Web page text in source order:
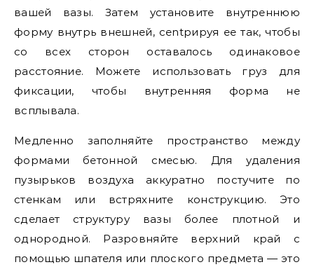
вашей вазы. Затем установите внутреннюю
форму внутрь внешней, centрируя ее так, чтобы
со всех сторон оставалось одинаковое
расстояние. Можете использовать груз для
фиксации, чтобы внутренняя форма не
всплывала.
Медленно заполняйте пространство между
формами бетонной смесью. Для удаления
пузырьков воздуха аккуратно постучите по
стенкам или встряхните конструкцию. Это
сделает структуру вазы более плотной и
однородной. Разровняйте верхний край с
помощью шпателя или плоского предмета — это